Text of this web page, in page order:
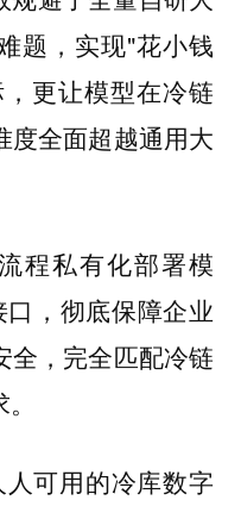
题，实现"花小钱
更让模型在冷链
度全面超越通用大
程私有化部署模
，彻底保障企业
全，完全匹配冷链
可用的冷库数字